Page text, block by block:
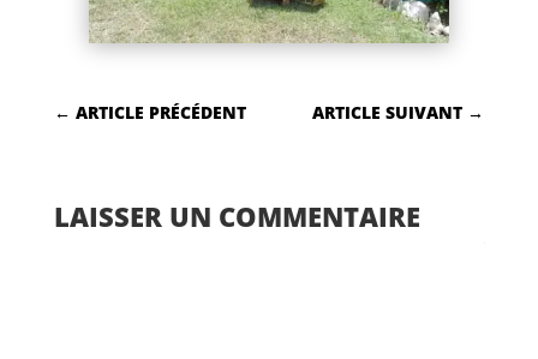
← ARTICLE PRÉCÉDENT ARTICLE SUIVANT →
LAISSER UN COMMENTAIRE